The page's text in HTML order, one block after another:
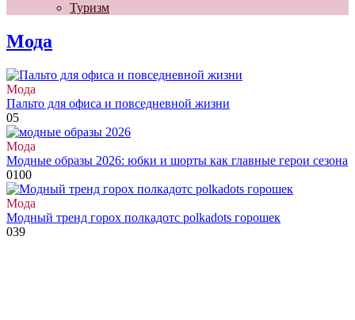
Туризм
Мода
Мода
Пальто для офиса и повседневной жизни
05
Мода
Модные образы 2026: юбки и шорты как главные герои сезона
0100
Мода
Модный тренд горох полкадотс polkadots горошек
039